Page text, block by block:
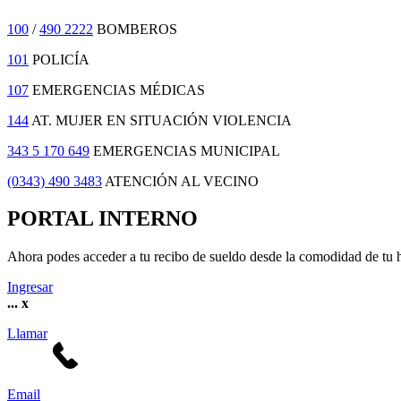
100 /490 2222 BOMBEROS
101 POLICÍA
107 EMERGENCIAS MÉDICAS
144 AT. MUJER EN SITUACIÓN VIOLENCIA
343 5 170 649 EMERGENCIAS MUNICIPAL
(0343) 490 3483 ATENCIÓN AL VECINO
PORTAL INTERNO
Ahora podes acceder a tu recibo de sueldo desde la comodidad de tu
Ingresar
... x
Llamar
Email